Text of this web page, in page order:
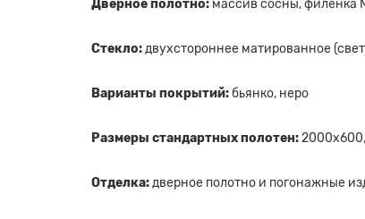
Дверное полотно: массив сосны, филенка
Стекло:двухстороннее матированное
Варианты покрытий:бьянко, неро
Размеры стандартных полотен:
Отделка:дверное полотно и погонажные